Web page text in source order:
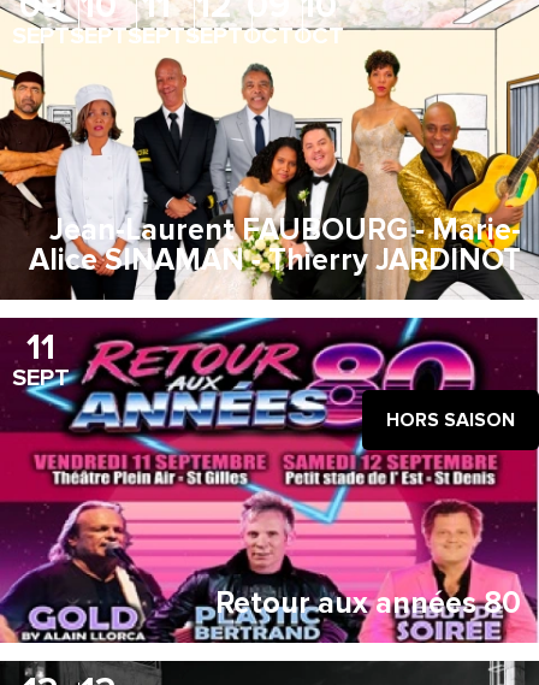
SEPTSEPTSEPTSEPTOCTOCT
Jean-Laurent FAUBOURG - Marie-
Alice SINAMAN - Thierry JARDINOT
HORS SAISON
11
SEPT
Retour aux années 80